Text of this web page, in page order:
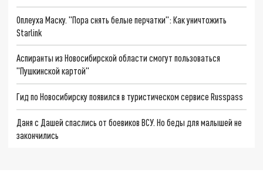
Оплеуха Маску. "Пора снять белые перчатки": Как уничтожить
Starlink
Аспиранты из Новосибирской области смогут пользоваться
"Пушкинской картой"
Гид по Новосибирску появился в туристическом сервисе Russpass
Даня с Дашей спаслись от боевиков ВСУ. Но беды для малышей не
закончились